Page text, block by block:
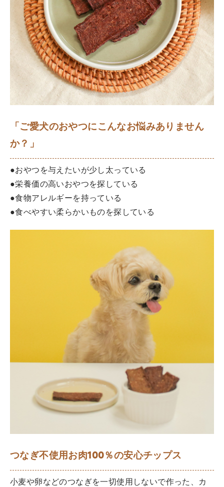
「ご愛犬のおやつにこんなお悩みありません
か？」
●おやつを与えたいが少し太っている
●栄養価の高いおやつを探している
●食物アレルギーを持っている
●食べやすい柔らかいものを探している
つなぎ不使用お肉100％の安心チップス
小麦や卵などのつなぎを一切使用しないで作った、カ